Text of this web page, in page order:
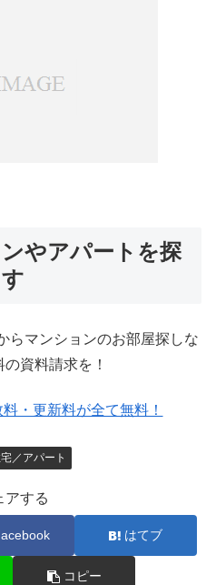
やアパートを探
す
らマンションのお部屋探しな
資料請求を！
・更新料が全て無料！
／アパート
アする
はてブ
コピー